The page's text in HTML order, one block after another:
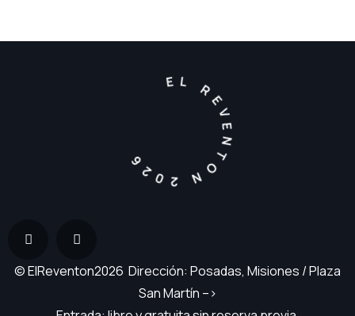
EL REVENTON 2026
© ElReventon2026 Dirección: Posadas, Misiones / Plaza
San Martín –>